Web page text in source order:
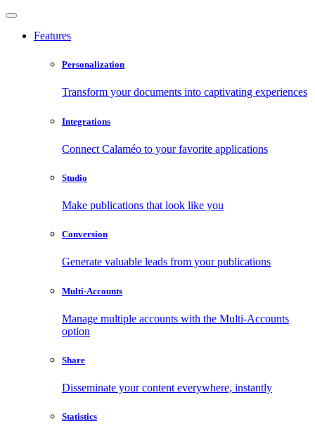
Features
Personalization
Transform your documents into captivating experiences
Integrations
Connect Calaméo to your favorite applications
Studio
Make publications that look like you
Conversion
Generate valuable leads from your publications
Multi-Accounts
Manage multiple accounts with the Multi-Accounts
option
Share
Disseminate your content everywhere, instantly
Statistics